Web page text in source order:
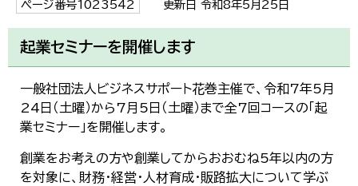
ページ番号1023542 更新日 令和8年5月25日
起業セミナーを開催します
一般社団法人ビジネスサポート花巻主催で、令和7年5月
24日（土曜）から7月5日（土曜）まで全7回コースの「起
業セミナー」を開催します。
創業をお考えの方や創業してからおおむね5年以内の方
を対象に、財務・経営・人材育成・販路拡大について学ぶ